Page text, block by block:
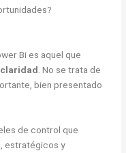
Bi es aquel que
claridad . No se trata de
bien presentado
de control que
estratégicos y